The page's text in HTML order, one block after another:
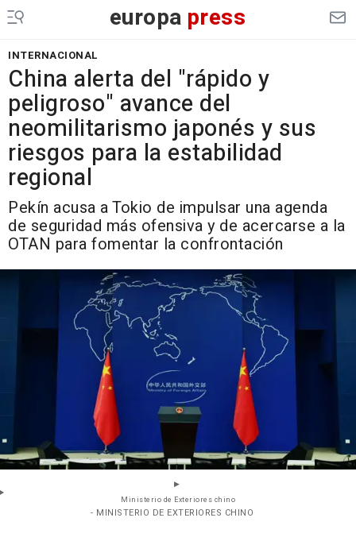
europa press
INTERNACIONAL
China alerta del "rápido y
peligroso" avance del
neomilitarismo japonés y sus
riesgos para la estabilidad
regional
Pekín acusa a Tokio de impulsar una agenda
de seguridad más ofensiva y de acercarse a la
OTAN para fomentar la confrontación
Ministerio de Exteriores chino
- MINISTERIO DE EXTERIORES CHINO